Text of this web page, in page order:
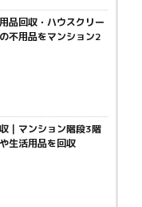
品回収・ハウスクリー
不用品をマンション2
｜マンション階段3階
生活用品を回収